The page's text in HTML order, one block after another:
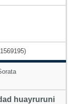
huayruruni